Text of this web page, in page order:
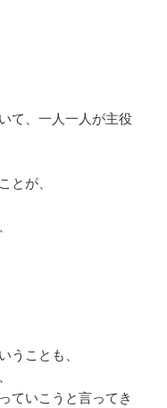
て、一人一人が主役
とが、
うことも、
ていこうと言ってき